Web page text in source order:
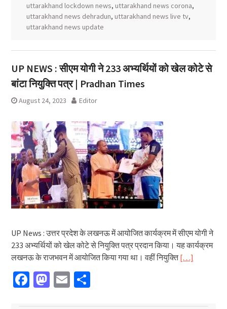
uttarakhand lockdown news, uttarakhand news corona,
uttarakhand news dehradun, uttarakhand news live tv,
uttarakhand news update
UP NEWS : सीएम योगी ने 233 अभ्यर्थियों को खेल कोटे से
बांटा नियुक्ति पत्र | Pradhan Times
August 24, 2023 Editor
UP News : उत्तर प्रदेश के लखनऊ में आयोजित कार्यक्रम में सीएम योगी ने
233 अभ्यर्थियों को खेल कोटे से नियुक्ति पत्र प्रदान किया। यह कार्यक्रम
लखनऊ के राजभवन में आयोजित किया गया था। वहीं नियुक्ति[…]
Facebook
Mastodon
EmailShare